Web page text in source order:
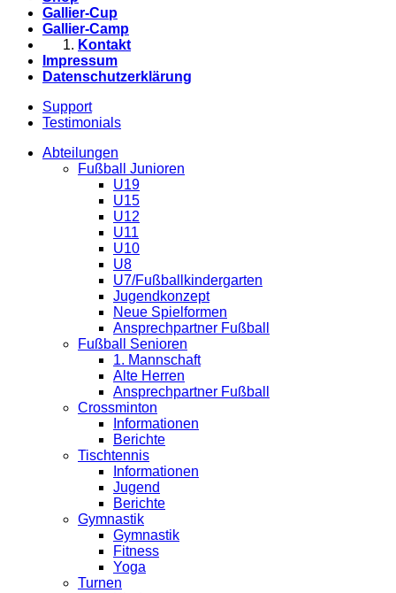
Gallier-Cup
Gallier-Camp
Kontakt
Impressum
Datenschutzerklärung
Support
Testimonials
Abteilungen
Fußball Junioren
U19
U15
U12
U11
U10
U8
U7/Fußballkindergarten
Jugendkonzept
Neue Spielformen
Ansprechpartner Fußball
Fußball Senioren
1. Mannschaft
Alte Herren
Ansprechpartner Fußball
Crossminton
Informationen
Berichte
Tischtennis
Informationen
Jugend
Berichte
Gymnastik
Gymnastik
Fitness
Yoga
Turnen